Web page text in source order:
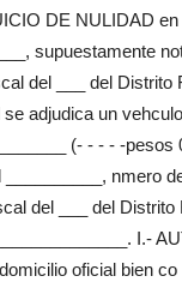
DE NULIDAD
supuestamente
del ___ del
se adjudica un
(- - - - -
nmero
del ___ del
I.-
oficial bien co